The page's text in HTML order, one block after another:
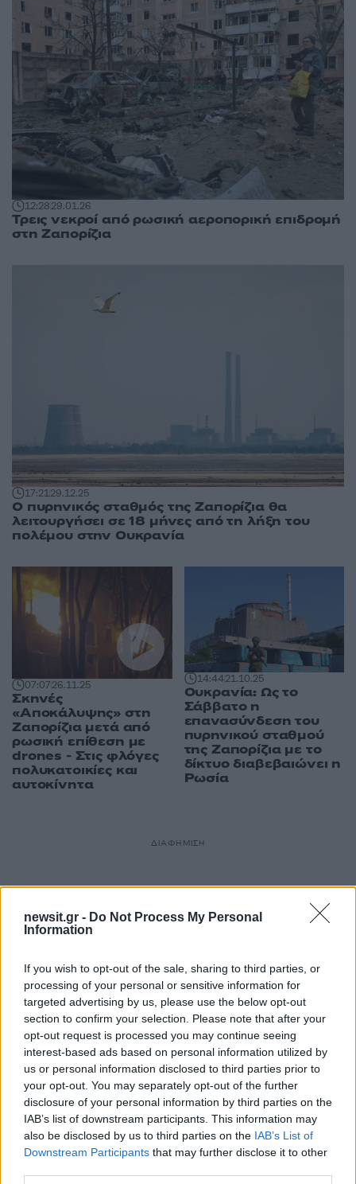
newsit.gr - Do Not Process My Personal
Information
If you wish to opt-out of the sale, sharing to third parties, or
processing of your personal or sensitive information for
targeted advertising by us, please use the below opt-out
section to confirm your selection. Please note that after your
opt-out request is processed you may continue seeing
interest-based ads based on personal information utilized by
us or personal information disclosed to third parties prior to
your opt-out. You may separately opt-out of the further
disclosure of your personal information by third parties on the
IAB’s list of downstream participants. This information may
also be disclosed by us to third parties on the IAB’s List of
Downstream Participants that may further disclose it to other
12:2829.01.26
Τρεις νεκροί από ρωσική αεροπορική επιδρομή
στη Ζαπορίζια
17:2129.12.25
Ο πυρηνικός σταθμός της Ζαπορίζια θα
λειτουργήσει σε 18 μήνες από τη λήξη του
πολέμου στην Ουκρανία
07:0726.11.25
Σκηνές
«Αποκάλυψης» στη
Ζαπορίζια μετά από
ρωσική επίθεση με
drones - Στις φλόγες
πολυκατοικίες και
αυτοκίνητα
14:4421.10.25
Ουκρανία: Ως το
Σάββατο η
επανασύνδεση του
πυρηνικού σταθμού
της Ζαπορίζια με το
δίκτυο διαβεβαιώνει η
Ρωσία
ΔΙΑΦΗΜΙΣΗ